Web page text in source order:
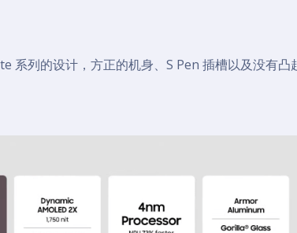
系列的设计，方正的机身、S Pen 插槽以及没有凸